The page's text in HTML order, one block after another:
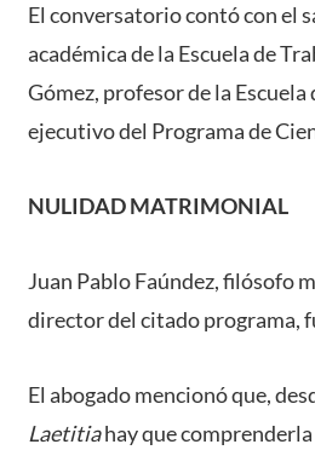
El conversatorio contó con el
académica de la Escuela de
Gómez, profesor de la
ejecutivo del Programa de
NULIDAD MATRIMONIAL
Juan Pablo Faúndez, filósofo
director del citado programa,
El abogado mencionó que,
Laetitiahay que